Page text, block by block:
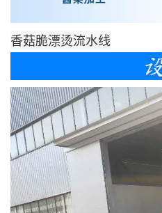
香菇脆漂烫流水线